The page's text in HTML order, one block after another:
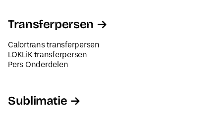
Transferpersen
Calortrans transferpersen
LOKLiK transferpersen
Pers Onderdelen
Sublimatie